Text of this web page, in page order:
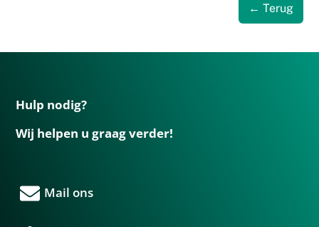
← Terug
Hulp nodig?
Wij helpen u graag verder!
Mail ons